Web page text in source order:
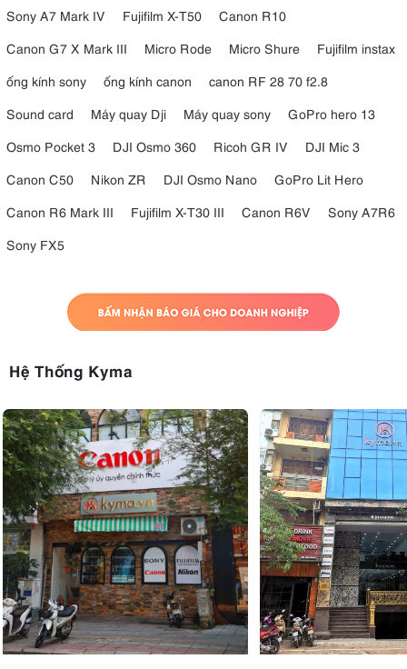
Sony A7 Mark IV
Fujifilm X-T50
Canon R10
Canon G7 X Mark III
Micro Rode Micro Shure
Fujifilm instax
ống kính sony
ống kính canon
canon RF 28 70 f2.8
Sound card
Máy quay Dji Máy quay sony
GoPro hero 13
Osmo Pocket 3
DJI Osmo 360 Ricoh GR IV
DJI Mic 3
Canon C50
Nikon ZR DJI Osmo Nano
GoPro Lit Hero
Canon R6 Mark III
Fujifilm X-T30 III Canon R6V
Sony A7R6
Sony FX5
Hệ Thống Kyma